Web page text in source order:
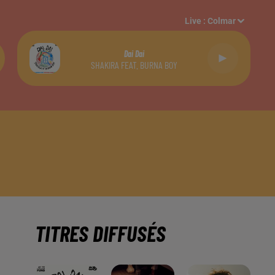
Live :Colmar
Dai Dai
SHAKIRA FEAT. BURNA BOY
TITRES DIFFUSÉS